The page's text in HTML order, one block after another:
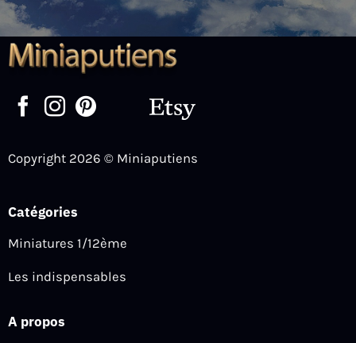
peuvent
être
page
du
Copyright 2026 © Miniaputiens
Catégories
Miniatures 1/12ème
Les indispensables
A propos